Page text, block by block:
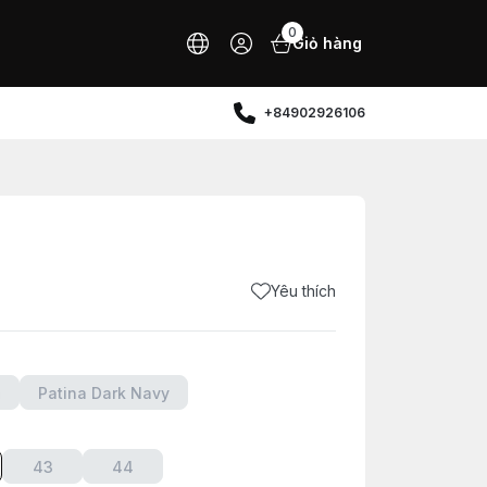
0
Giỏ hàng
+84902926106
Yêu thích
Patina Dark Navy
43 44